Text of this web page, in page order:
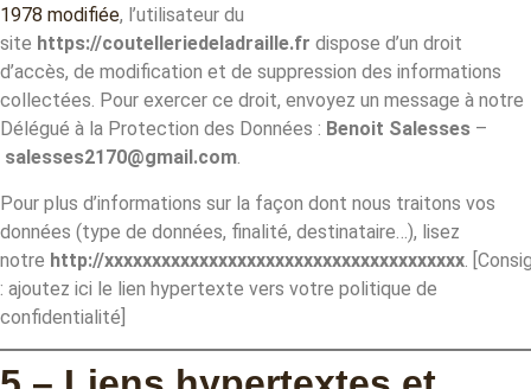
1978 modifiée, l’utilisateur du
site https://coutelleriedeladraille.fr dispose d’un droit
d’accès, de modification et de suppression des informations
collectées. Pour exercer ce droit, envoyez un message à notre
Délégué à la Protection des Données : Benoit Salesses –
salesses2170@gmail.com.
Pour plus d’informations sur la façon dont nous traitons vos
données (type de données, finalité, destinataire…), lisez
notre http://xxxxxxxxxxxxxxxxxxxxxxxxxxxxxxxxxxxxxx .
: ajoutez ici le lien hypertexte vers votre politique de
confidentialité]